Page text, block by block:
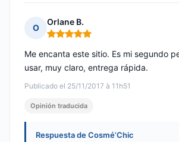
O
Orlane B.
Nota: 5 de 5
Publicado el 25/11/2017 à 11h51
Me encanta este sitio. Es mi segundo
usar, muy claro, entrega rápida.
Opinión traducida
Respuesta de Cosmé’Chic